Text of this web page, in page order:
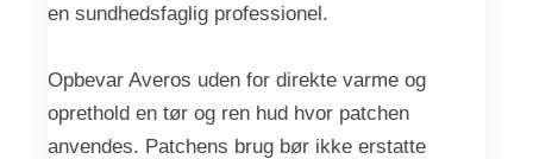
en sundhedsfaglig professionel.
Opbevar Averos uden for direkte varme og
oprethold en tør og ren hud hvor patchen
anvendes. Patchens brug bør ikke erstatte